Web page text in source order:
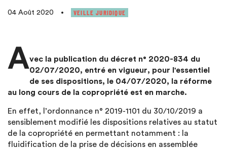
04 Août 2020 • VEILLE JURIDIQUE
Avec la publication du décret n° 2020-834 du
02/07/2020, entré en vigueur, pour l'essentiel
de ses dispositions, le 04/07/2020, la réforme
au long cours de la copropriété est en marche.
En effet, l’ordonnance n° 2019-1101 du 30/10/2019 a
sensiblement modifié les dispositions relatives au statut
de la copropriété en permettant notamment : la
fluidification de la prise de décisions en assemblée